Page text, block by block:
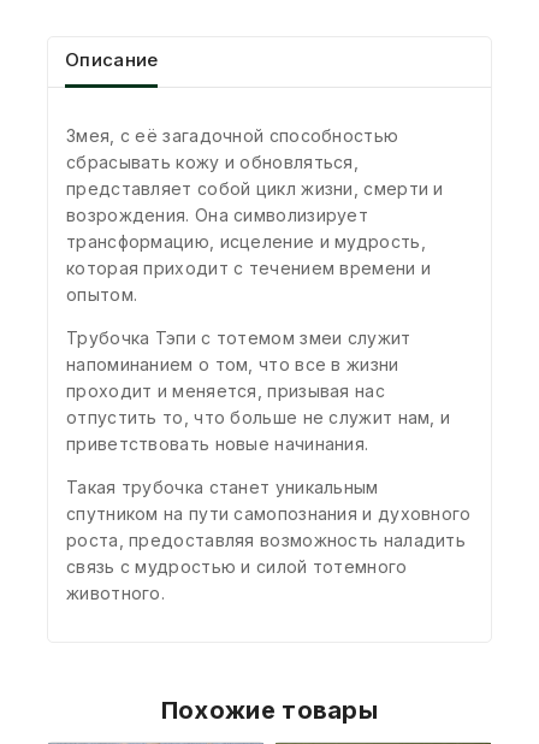
Описание
Змея, с её загадочной способностью
сбрасывать кожу и обновляться,
представляет собой цикл жизни, смерти и
возрождения. Она символизирует
трансформацию, исцеление и мудрость,
которая приходит с течением времени и
опытом.
Трубочка Тэпи с тотемом змеи служит
напоминанием о том, что все в жизни
проходит и меняется, призывая нас
отпустить то, что больше не служит нам, и
приветствовать новые начинания.
Такая трубочка станет уникальным
спутником на пути самопознания и духовного
роста, предоставляя возможность наладить
связь с мудростью и силой тотемного
животного.
Похожие товары